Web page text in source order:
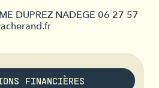
DUPREZ NADEGE 06 27 57
FINANCIÈRES